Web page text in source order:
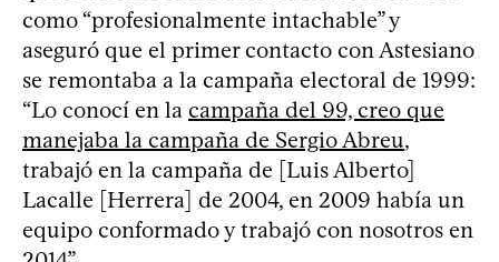
como “profesionalmente intachable” y
aseguró que el primer contacto con Astesiano
se remontaba a la campaña electoral de 1999:
“Lo conocí en la campaña del 99, creo que
manejaba la campaña de Sergio Abreu,
trabajó en la campaña de [Luis Alberto]
Lacalle [Herrera] de 2004, en 2009 había un
equipo conformado y trabajó con nosotros en